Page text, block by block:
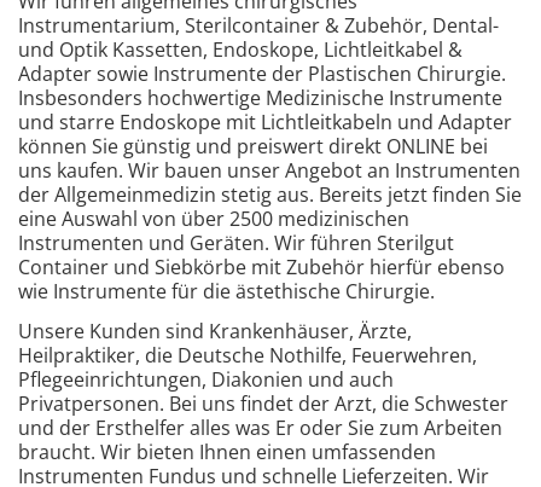
Instrumentarium, Sterilcontainer & Zubehör, Dental-
und Optik Kassetten, Endoskope, Lichtleitkabel &
Adapter sowie Instrumente der Plastischen Chirurgie.
Insbesonders hochwertige Medizinische Instrumente
und starre Endoskope mit Lichtleitkabeln und Adapter
können Sie günstig und preiswert direkt ONLINE bei
uns kaufen. Wir bauen unser Angebot an Instrumenten
der Allgemeinmedizin stetig aus. Bereits jetzt finden Sie
eine Auswahl von über 2500 medizinischen
Instrumenten und Geräten. Wir führen Sterilgut
Container und Siebkörbe mit Zubehör hierfür ebenso
wie Instrumente für die ästethische Chirurgie.
Unsere Kunden sind Krankenhäuser, Ärzte,
Heilpraktiker, die Deutsche Nothilfe, Feuerwehren,
Pflegeeinrichtungen, Diakonien und auch
Privatpersonen. Bei uns findet der Arzt, die Schwester
und der Ersthelfer alles was Er oder Sie zum Arbeiten
braucht. Wir bieten Ihnen einen umfassenden
Instrumenten Fundus und schnelle Lieferzeiten. Wir